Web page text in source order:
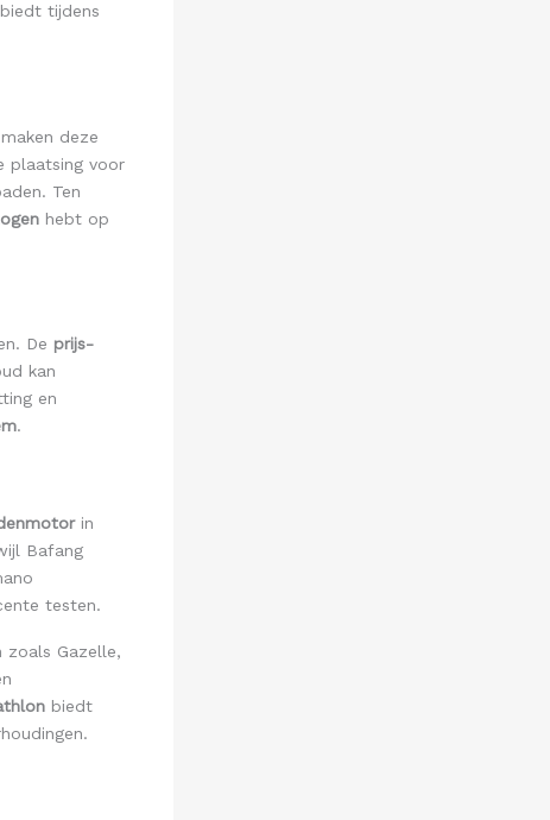
tijdens
deze
plaatsing voor
Ten
hebt op
De prijs-
kan
en
.
in
Bafang
testen.
Gazelle,
biedt